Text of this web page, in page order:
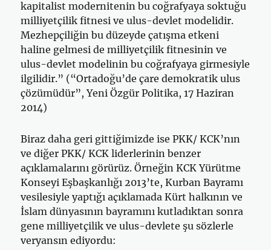
kapitalist modernitenin bu coğrafyaya soktuğu
milliyetçilik fitnesi ve ulus-devlet modelidir.
Mezhepçiliğin bu düzeyde çatışma etkeni
haline gelmesi de milliyetçilik fitnesinin ve
ulus-devlet modelinin bu coğrafyaya girmesiyle
ilgilidir.” (“Ortadoğu’de çare demokratik ulus
çözümüdür”, Yeni Özgür Politika, 17 Haziran
2014)
Biraz daha geri gittiğimizde ise PKK/ KCK’nın
ve diğer PKK/ KCK liderlerinin benzer
açıklamalarını görürüz. Örneğin KCK Yürütme
Konseyi Eşbaşkanlığı 2013’te, Kurban Bayramı
vesilesiyle yaptığı açıklamada Kürt halkının ve
İslam dünyasının bayramını kutladıktan sonra
gene milliyetçilik ve ulus-devlete şu sözlerle
veryansın ediyordu: